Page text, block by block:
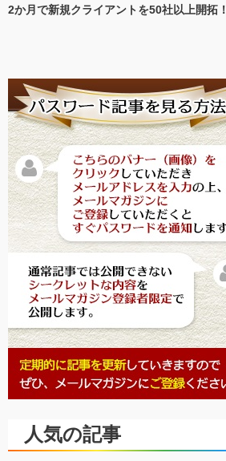
2か月で新規クライアントを50社以上開拓！
人気の記事